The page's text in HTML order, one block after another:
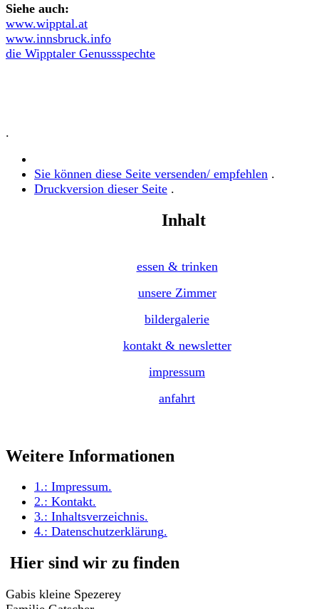
Siehe auch:
www.wipptal.at
www.innsbruck.info
die Wipptaler Genussspechte
.
Sie können diese Seite versenden/ empfehlen .
Druckversion dieser Seite .
Inhalt
essen & trinken
unsere Zimmer
bildergalerie
kontakt & newsletter
impressum
anfahrt
Weitere Informationen
1.: Impressum.
2.: Kontakt.
3.: Inhaltsverzeichnis.
4.: Datenschutzerklärung.
Hier sind wir zu finden
Gabis kleine Spezerey